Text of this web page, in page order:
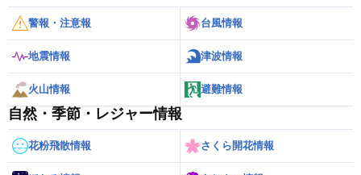
警報・注意報 台風情報
地震情報 津波情報
火山情報 避難情報
自然・季節・レジャー情報
花粉飛散情報 さくら開花情報